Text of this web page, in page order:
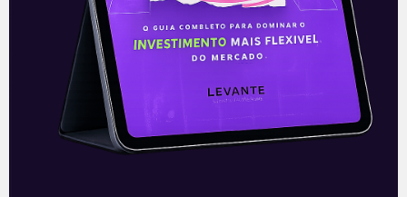
Quem Vai Levar a Netshoes?
O assunto da vez é a disputa entre a
Centauro (CNTO3) e Magazine Luiza
(MGLU3) pela varejista on-line Netshoes
(NETS). Indo direto ao ponto: acredito